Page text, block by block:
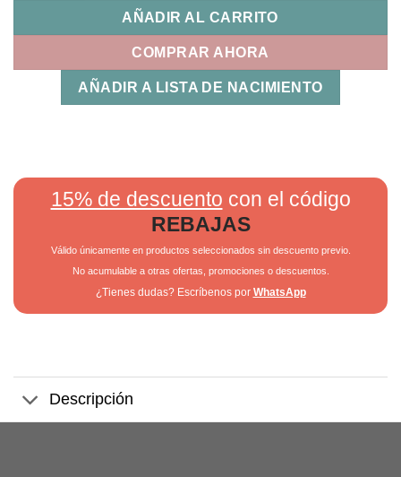
AÑADIR AL CARRITO
COMPRAR AHORA
AÑADIR A LISTA DE NACIMIENTO
15% de descuento con el código
REBAJAS
Válido únicamente en productos seleccionados sin descuento previo.
No acumulable a otras ofertas, promociones o descuentos.
¿Tienes dudas? Escríbenos por WhatsApp
Descripción